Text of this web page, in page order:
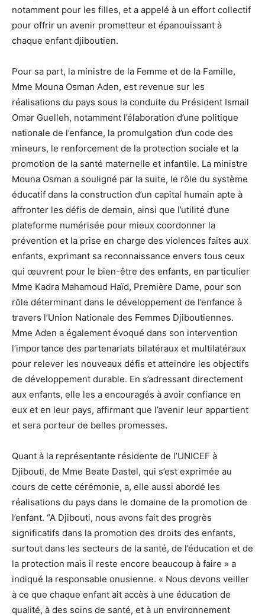
notamment pour les filles, et a appelé à un effort collectif
pour offrir un avenir prometteur et épanouissant à
chaque enfant djiboutien.
Pour sa part, la ministre de la Femme et de la Famille,
Mme Mouna Osman Aden, est revenue sur les
réalisations du pays sous la conduite du Président Ismail
Omar Guelleh, notamment l’élaboration d’une politique
nationale de l’enfance, la promulgation d’un code des
mineurs, le renforcement de la protection sociale et la
promotion de la santé maternelle et infantile. La ministre
Mouna Osman a souligné par la suite, le rôle du système
éducatif dans la construction d’un capital humain apte à
affronter les défis de demain, ainsi que l’utilité d’une
plateforme numérisée pour mieux coordonner la
prévention et la prise en charge des violences faites aux
enfants, exprimant sa reconnaissance envers tous ceux
qui œuvrent pour le bien-être des enfants, en particulier
Mme Kadra Mahamoud Haïd, Première Dame, pour son
rôle déterminant dans le développement de l’enfance à
travers l’Union Nationale des Femmes Djiboutiennes.
Mme Aden a également évoqué dans son intervention
l’importance des partenariats bilatéraux et multilatéraux
pour relever les nouveaux défis et atteindre les objectifs
de développement durable. En s’adressant directement
aux enfants, elle les a encouragés à avoir confiance en
eux et en leur pays, affirmant que l’avenir leur appartient
et sera porteur de belles promesses.
Quant à la représentante résidente de l’UNICEF à
Djibouti, de Mme Beate Dastel, qui s’est exprimée au
cours de cette cérémonie, a, elle aussi abordé les
réalisations du pays dans le domaine de la promotion de
l’enfant. “A Djibouti, nous avons fait des progrès
significatifs dans la promotion des droits des enfants,
surtout dans les secteurs de la santé, de l’éducation et de
la protection mais il reste encore beaucoup à faire » a
indiqué la responsable onusienne. « Nous devons veiller
à ce que chaque enfant ait accès à une éducation de
qualité, à des soins de santé, et à un environnement